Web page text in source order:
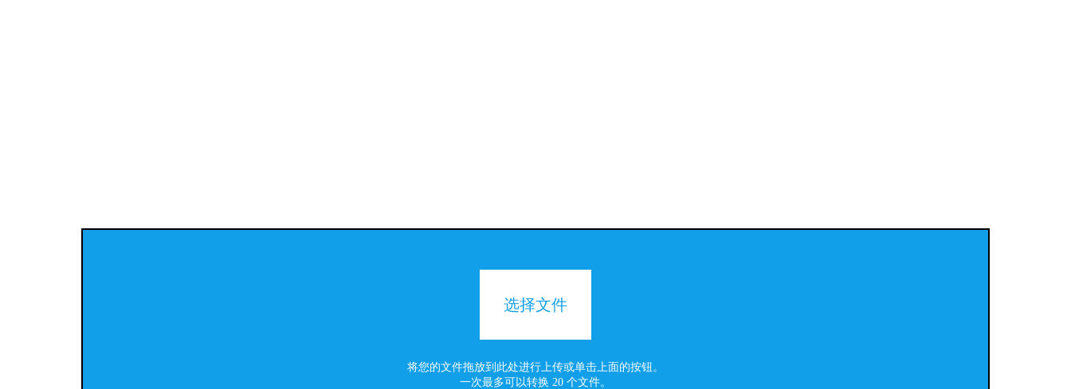
选择文件
将您的文件拖放到此处进行上传或单击上面的按钮。
一次最多可以转换 20 个文件。